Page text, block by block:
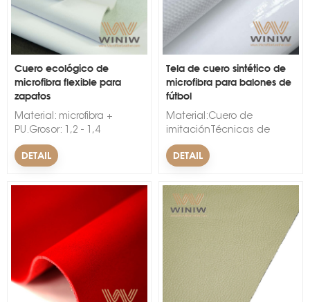
Cuero ecológico de
microfibra flexible para
zapatos
Material: microfibra +
PU.Grosor: 1,2 - 1,4
mm.Ancho: 54”.Color:
Blanco, Negro, Gris, Beige,
colores disponibles.Plazo
de ejecución: 1 - 20 días.
DETAIL
Tela de cuero sintético de
microfibra para balones de
fútbol
Material:Cuero de
imitaciónTécnicas de
mmMercado:mundoTipo:Tela
microfibraNombre de la
al plegado, Ligero,
Antimoho, Evita las
Ecológico&nbsp;&nbsp;
DETAIL